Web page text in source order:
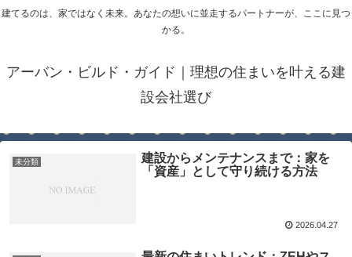
建てるのは、家ではなく未来。あなたの想いに並走するパートナーが、ここに見つ
かる。
アーバン・ビルド・ガイド｜理想の住まいを叶える建
設会社選び
未分類
建設からメンテナンスまで：家を
「資産」として守り続ける方法
2026.04.27